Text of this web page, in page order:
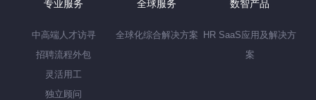
专业服务
中高端人才访寻
招聘流程外包
灵活用工
独立顾问
全球服务
全球化综合解决方案
数智产品
HR SaaS应用及解决方
案